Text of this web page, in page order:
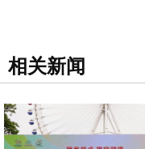
相关新闻